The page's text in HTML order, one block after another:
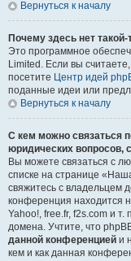
Вернуться к началу
Почему здесь нет
Это программное
Limited. Если вы
посетите Центр идей
поданные идеи или
Вернуться к началу
С кем можно связаться
юридических вопросов,
Вы можете связаться с
списке на странице
свяжитесь с владельцем
конференция находится
Yahoo!, free.fr, f2s.com и т.
домена. Учтите, что
данной конференцией и
кем и как данная